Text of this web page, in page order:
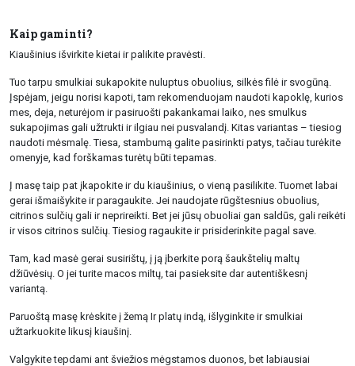
Kaip gaminti?
Kiaušinius išvirkite kietai ir palikite pravėsti.
Tuo tarpu smulkiai sukapokite nuluptus obuolius, silkės filė ir svogūną.
Įspėjam, jeigu norisi kapoti, tam rekomenduojam naudoti kapoklę, kurios
mes, deja, neturėjom ir pasiruošti pakankamai laiko, nes smulkus
sukapojimas gali užtrukti ir ilgiau nei pusvalandį. Kitas variantas – tiesiog
naudoti mėsmalę. Tiesa, stambumą galite pasirinkti patys, tačiau turėkite
omenyje, kad forškamas turėtų būti tepamas.
Į masę taip pat įkapokite ir du kiaušinius, o vieną pasilikite. Tuomet labai
gerai išmaišykite ir paragaukite. Jei naudojate rūgštesnius obuolius,
citrinos sulčių gali ir neprireikti. Bet jei jūsų obuoliai gan saldūs, gali reikėti
ir visos citrinos sulčių. Tiesiog ragaukite ir prisiderinkite pagal save.
Tam, kad masė gerai susirištų, į ją įberkite porą šaukštelių maltų
džiūvėsių. O jei turite macos miltų, tai pasieksite dar autentiškesnį
variantą.
Paruoštą masę krėskite į žemą Ir platų indą, išlyginkite ir smulkiai
užtarkuokite likusį kiaušinį.
Valgykite tepdami ant šviežios mėgstamos duonos, bet labiausiai